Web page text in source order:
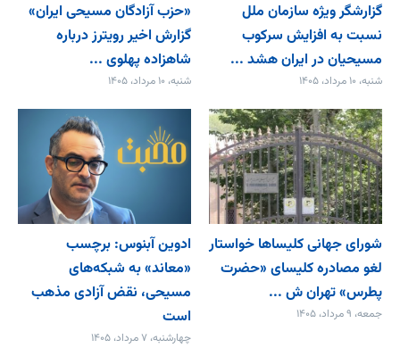
گزارشگر ویژه سازمان ملل
نسبت به افزایش سرکوب
مسیحیان در ایران هشد ...
شنبه، ۱۰ مرداد، ۱۴۰۵
«حزب آزادگان مسیحی ایران»
گزارش اخیر رویترز درباره
شاهزاده پهلوی ...
شنبه، ۱۰ مرداد، ۱۴۰۵
شورای جهانی کلیساها خواستار
لغو مصادره کلیسای «حضرت
پطرس» تهران ش ...
جمعه، ۹ مرداد، ۱۴۰۵
ادوین آبنوس: برچسب
«معاند» به شبکه‌های
مسیحی، نقض آزادی مذهب
است
چهارشنبه، ۷ مرداد، ۱۴۰۵